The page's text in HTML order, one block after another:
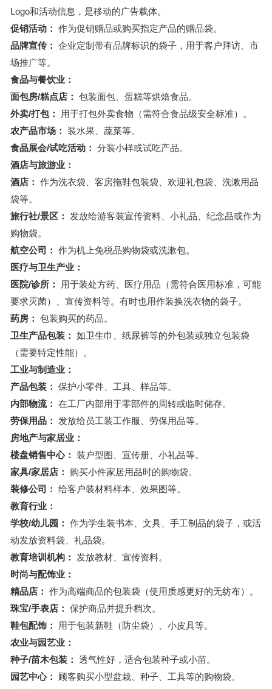
Logo和活动信息，是移动的广告载体。
促销活动： 作为促销赠品或购买指定产品的赠品袋。
品牌宣传： 企业定制带有品牌标识的袋子，用于客户拜访、市
场推广等。
食品与餐饮业：
面包房/糕点店： 包装面包、蛋糕等烘焙食品。
外卖/打包：
用于打包外卖食物（需符合食品级安全标准）。
农产品市场： 装水果、蔬菜等。
食品展会/试吃活动： 分装小样或试吃产品。
酒店与旅游业：
酒店： 作为洗衣袋、客房拖鞋包装袋、欢迎礼包袋、洗漱用品
袋等。
旅行社/景区：
发放给游客装宣传资料、小礼品、纪念品或作为
购物袋。
航空公司： 作为机上免税品购物袋或洗漱包。
医疗与卫生产业：
医院/诊所：
用于装处方药、医疗用品（需符合医用标准，可能
要求灭菌）、宣传资料等。有时也用作装换洗衣物的袋子。
药房： 包装购买的药品。
卫生产品包装： 如卫生巾、纸尿裤等的外包装或独立包装袋
（需要特定性能）。
工业与制造业：
产品包装： 保护小零件、工具、样品等。
内部物流： 在工厂内部用于零部件的周转或临时储存。
劳保用品：
发放给员工装工作服、劳保用品等。
房地产与家居业：
楼盘销售中心： 装户型图、宣传册、小礼品等。
家具/家居店：
购买小件家居用品时的购物袋。
装修公司： 给客户装材料样本、效果图等。
教育行业：
学校/幼儿园： 作为学生装书本、文具、手工制品的袋子，或活
动发放资料袋、礼品袋。
教育培训机构：
发放教材、宣传资料。
时尚与配饰业：
精品店： 作为高端商品的包装袋（使用质感更好的无纺布）。
珠宝/手表店： 保护商品并提升档次。
鞋包配饰：
用于包装新鞋（防尘袋）、小皮具等。
农业与园艺业：
种子/苗木包装： 透气性好，适合包装种子或小苗。
园艺中心：
顾客购买小型盆栽、种子、工具等的购物袋。